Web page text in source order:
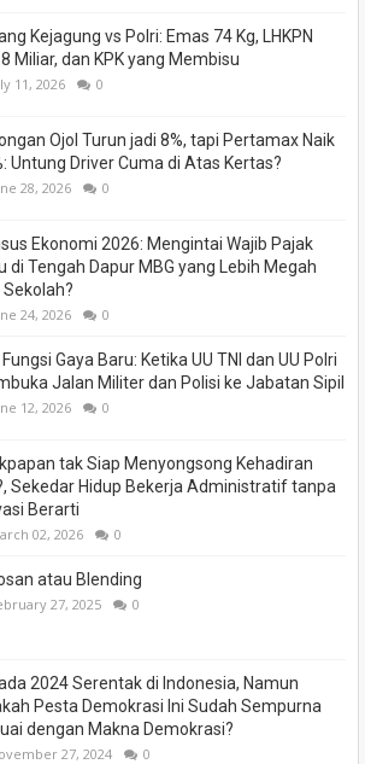
Kejagung vs Polri: Emas 74 Kg, LHKPN
Miliar, dan KPK yang Membisu
11, 2026 0
Ojol Turun jadi 8%, tapi Pertamax Naik
Untung Driver Cuma di Atas Kertas?
28, 2026 0
Ekonomi 2026: Mengintai Wajib Pajak
di Tengah Dapur MBG yang Lebih Megah
24, 2026 0
Gaya Baru: Ketika UU TNI dan UU Polri
Jalan Militer dan Polisi ke Jabatan Sipil
12, 2026 0
tak Siap Menyongsong Kehadiran
Sekedar Hidup Bekerja Administratif tanpa
Berarti
02, 2026 0
atau Blending
27, 2025 0
2024 Serentak di Indonesia, Namun
Pesta Demokrasi Ini Sudah Sempurna
dengan Makna Demokrasi?
27, 2024 0